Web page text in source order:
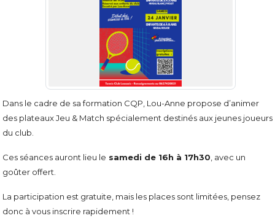
Dans le cadre de sa formation CQP, Lou-Anne propose d’animer
des plateaux Jeu & Match spécialement destinés aux jeunes joueurs
du club.
Ces séances auront lieu le samedi de 16h à 17h30 , avec un
goûter offert.
La participation est gratuite, mais les places sont limitées, pensez
donc à vous inscrire rapidement !